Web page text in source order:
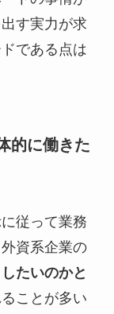
す実力が求
である点は
的に働きた
従って業務
資系企業の
たいのかと
ことが多い